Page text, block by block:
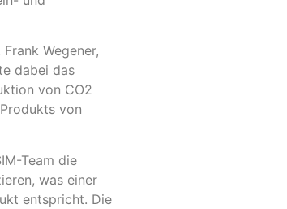
Wegener,
dabei das
von CO2
von
Team die
was einer
entspricht. Die